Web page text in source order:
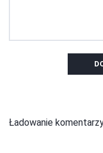
Ładowanie